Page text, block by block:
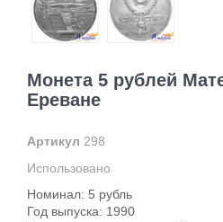
Монета 5 рублей
Ереване
Артикул 298
Использовано
Номинал: 5 рубль
Год выпуска: 1990